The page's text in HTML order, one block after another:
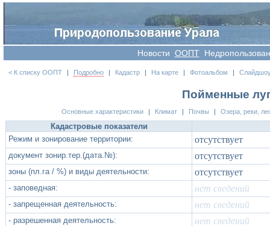
Новости OOПT
< К списку ООПТ | Подробно | Кадастр | На карте | Фотоальбом |
Пойменные
Основные характеристики Климат Почвы Озера, реки,
Кадастровые показатели
Режим и зонирование территории:
отсутствует
документ зонир.тер.(дата.№): отсутствует
зоны (пл.га / %) и виды деятельности: отсутствует
- заповедная: нет сведений
- запрещенная деятельность: нет сведений
- разрешенная деятельность: нет сведений